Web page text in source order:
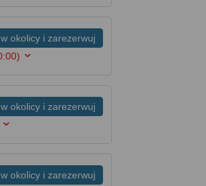
okolicy i zarezerwuj
okolicy i zarezerwuj
okolicy i zarezerwuj